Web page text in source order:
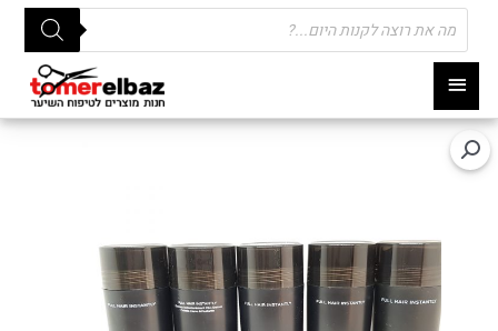
תפריט
ראשי
Products
search